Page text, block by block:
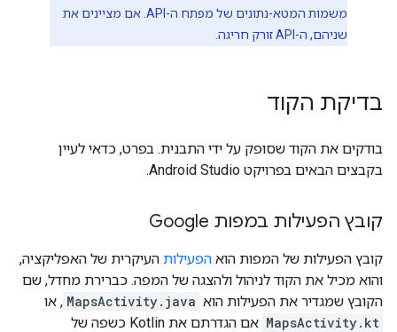
משמות המטא-נתונים של מפתח ה-API. אם מציינים את
שניהם, ה-API זורק חריגה.
בדיקת הקוד
בודקים את הקוד שסופק על ידי התבנית. בפרט, כדאי לעיין
בקבצים הבאים בפרויקט Android Studio.
קובץ הפעילות במפות Google
קובץ הפעילות של המפות הוא הפעילות העיקרית של האפליקציה,
והוא מכיל את הקוד לניהול ולהצגה של המפה. כברירת מחדל, שם
הקובץ שמגדיר את הפעילות הוא MapsActivity.java , או
MapsActivity.kt
אם הגדרתם את Kotlin כשפה של